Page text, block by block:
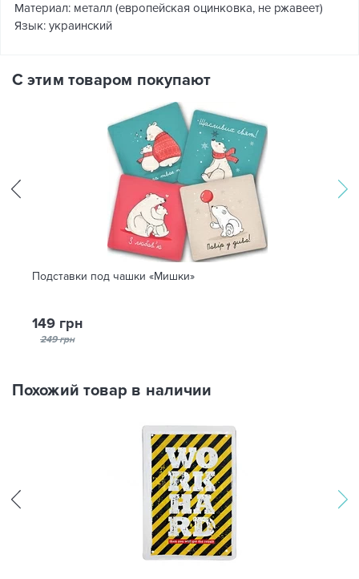
Материал: металл (европейская оцинковка, не ржавеет)
Язык: украинский
С этим товаром покупают
Подставки под чашки «Мишки»
149 грн
249 грн
Похожий товар в наличии